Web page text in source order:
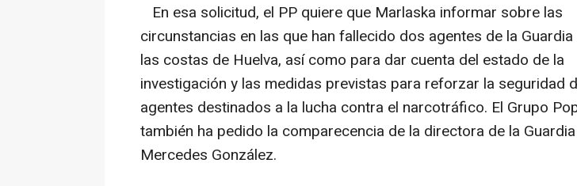
En esa solicitud, el PP quiere que Marlaska informar sobre las
circunstancias en las que han fallecido dos agentes de la Guardia
las costas de Huelva, así como para dar cuenta del estado de la
investigación y las medidas previstas para reforzar la seguridad
agentes destinados a la lucha contra el narcotráfico. El Grupo
también ha pedido la comparecencia de la directora de la Guardia
Mercedes González.